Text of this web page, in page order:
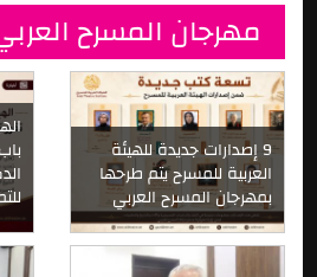
مهرجان المسرح
9 إصدارات جديدة للهيئة
العربية للمسرح يتم طرحها
بمهرجان المسرح العربي